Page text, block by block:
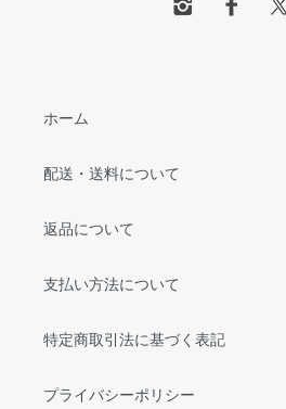
ホーム
配送・送料について
返品について
支払い方法について
特定商取引法に基づく表記
プライバシーポリシー